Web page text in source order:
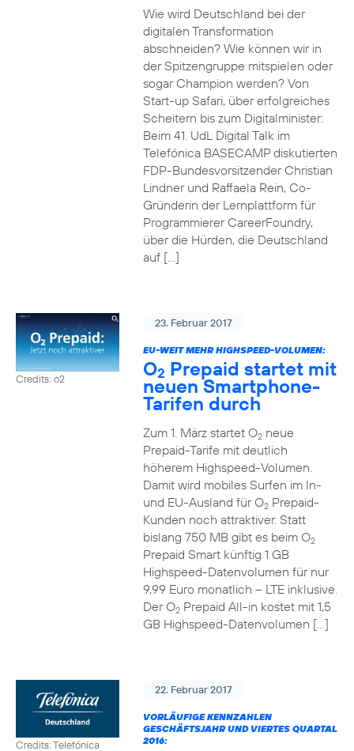
Wie wird Deutschland bei der
digitalen Transformation
abschneiden? Wie können wir in
der Spitzengruppe mitspielen oder
sogar Champion werden? Von
Start-up Safari, über erfolgreiches
Scheitern bis zum Digitalminister:
Beim 41. UdL Digital Talk im
Telefónica BASECAMP diskutierten
FDP-Bundesvorsitzender Christian
Lindner und Raffaela Rein, Co-
Gründerin der Lernplattform für
Programmierer CareerFoundry,
über die Hürden, die Deutschland
auf […]
Credits: o2
23. Februar 2017
EU-WEIT MEHR HIGHSPEED-VOLUMEN:
O2 Prepaid startet mit
neuen Smartphone-
Tarifen durch
Zum 1. März startet O2neue
Prepaid-Tarife mit deutlich
höherem Highspeed-Volumen.
Damit wird mobiles Surfen im In-
und EU-Ausland für O2Prepaid-
Kunden noch attraktiver. Statt
bislang 750 MB gibt es beim O2
Prepaid Smart künftig 1 GB
Highspeed-Datenvolumen für nur
9,99 Euro monatlich – LTE inklusive.
Der O2Prepaid All-in kostet mit 1,5
GB Highspeed-Datenvolumen […]
Credits: Telefónica
22. Februar 2017
VORLÄUFIGE KENNZAHLEN
GESCHÄFTSJAHR UND VIERTES QUARTAL
2016: